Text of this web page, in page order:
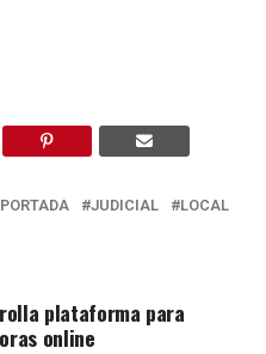
JUDICIAL
LOCAL
plataforma para
online